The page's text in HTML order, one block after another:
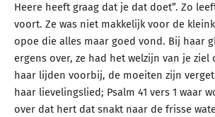
Heere heeft graag dat je dat doet”. Zo
voort. Ze was niet makkelijk voor de
opoe die alles maar goed vond. Bij haar
ergens over, ze had het welzijn van je ziel
haar lijden voorbij, de moeiten zijn
haar lievelingslied; Psalm 41 vers 1 waar
over dat hert dat snakt naar de frisse